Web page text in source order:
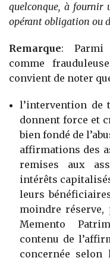
quelconque, à fournir
opérant obligation ou
Remarque: Parmi
comme
convient de noter
l’intervention de
donnent force et
bien fondé de
affirmations des
remises aux
intérêts
leurs
moindre
Memento
contenu de
concernée